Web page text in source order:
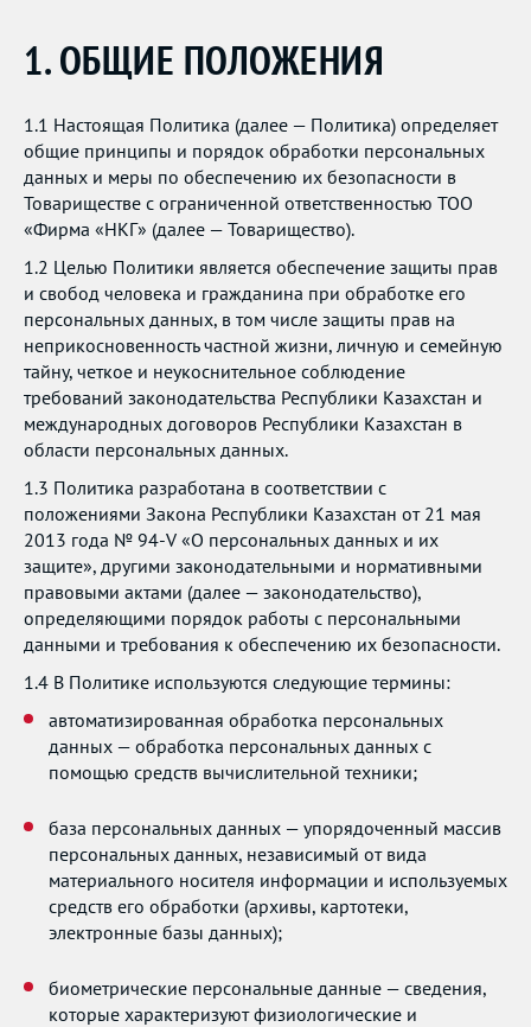
1. ОБЩИЕ ПОЛОЖЕНИЯ
1.1 Настоящая Политика (далее — Политика) определяет
общие принципы и порядок обработки персональных
данных и меры по обеспечению их безопасности в
Товариществе с ограниченной ответственностью ТОО
«Фирма «НКГ» (далее — Товарищество).
1.2 Целью Политики является обеспечение защиты прав
и свобод человека и гражданина при обработке его
персональных данных, в том числе защиты прав на
неприкосновенность частной жизни, личную и семейную
тайну, четкое и неукоснительное соблюдение
требований законодательства Республики Казахстан и
международных договоров Республики Казахстан в
области персональных данных.
1.3 Политика разработана в соответствии с
положениями Закона Республики Казахстан от 21 мая
2013 года № 94-V «О персональных данных и их
защите», другими законодательными и нормативными
правовыми актами (далее — законодательство),
определяющими порядок работы с персональными
данными и требования к обеспечению их безопасности.
1.4 В Политике используются следующие термины:
автоматизированная обработка персональных
данных — обработка персональных данных с
помощью средств вычислительной техники;
база персональных данных — упорядоченный массив
персональных данных, независимый от вида
материального носителя информации и используемых
средств его обработки (архивы, картотеки,
электронные базы данных);
биометрические персональные данные — сведения,
которые характеризуют физиологические и